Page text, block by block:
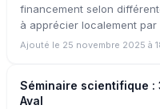
financement selon
à apprécier localement par
Ajouté le 25 novembre 2025 à
Séminaire scientifique :
Aval